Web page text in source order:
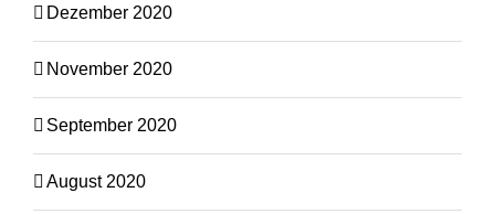
Dezember 2020
November 2020
September 2020
August 2020